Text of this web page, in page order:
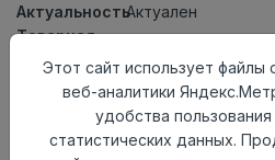
АктуальностьАктуален
Товарная
группа
Толщина
карвинг
происхождения
Индия
Этот сайт использует файлы
веб-аналитики
удобства
статистических данных.